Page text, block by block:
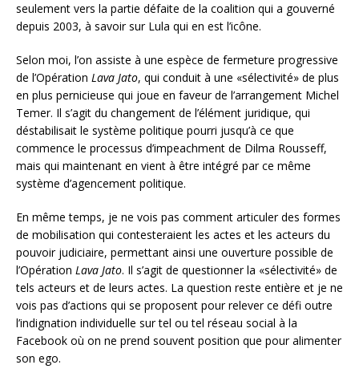
seulement vers la partie défaite de la coalition qui a gouverné
depuis 2003, à savoir sur Lula qui en est l’icône.
Selon moi, l’on assiste à une espèce de fermeture progressive
de l’Opération Lava Jato, qui conduit à une «sélectivité» de plus
en plus pernicieuse qui joue en faveur de l’arrangement Michel
Temer. Il s’agit du changement de l’élément juridique, qui
déstabilisait le système politique pourri jusqu’à ce que
commence le processus d’impeachment de Dilma Rousseff,
mais qui maintenant en vient à être intégré par ce même
système d’agencement politique.
En même temps, je ne vois pas comment articuler des formes
de mobilisation qui contesteraient les actes et les acteurs du
pouvoir judiciaire, permettant ainsi une ouverture possible de
l’Opération Lava Jato. Il s’agit de questionner la «sélectivité» de
tels acteurs et de leurs actes. La question reste entière et je ne
vois pas d’actions qui se proposent pour relever ce défi outre
l’indignation individuelle sur tel ou tel réseau social à la
Facebook où on ne prend souvent position que pour alimenter
son ego.